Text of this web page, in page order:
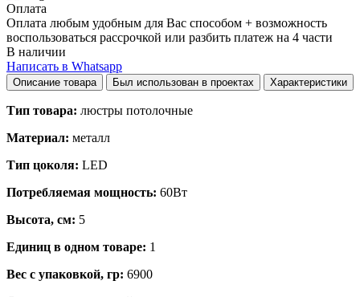
Оплата
Оплата любым удобным для Вас способом + возможность
воспользоваться рассрочкой или разбить платеж на 4 части
В наличии
Написать в Whatsapp
Описание товара Был использован в проектах Характеристики
Тип товара: люстры потолочные
Материал: металл
Тип цоколя: LED
Потребляемая мощность: 60Вт
Высота, см: 5
Единиц в одном товаре: 1
Вес с упаковкой, гр: 6900